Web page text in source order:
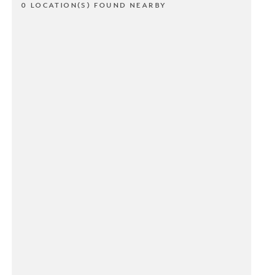
0 LOCATION(S) FOUND NEARBY